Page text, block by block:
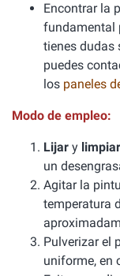
Encontrar la
fundamental
tienes dudas
puedes
los paneles
Modo de empleo:
Lijar y limpiar
un
Agitar la
temperatura
Pulverizar el
uniforme, en